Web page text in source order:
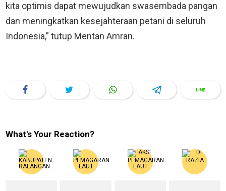
kita optimis dapat mewujudkan swasembada pangan
dan meningkatkan kesejahteraan petani di seluruh
Indonesia,” tutup Mentan Amran.
What's Your Reaction?